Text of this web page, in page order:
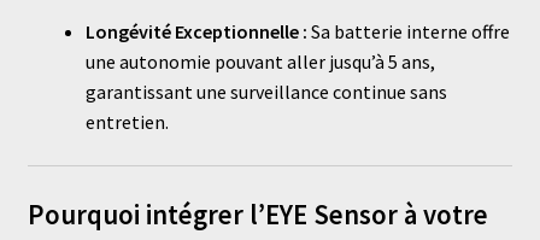
Longévité Exceptionnelle : Sa batterie interne offre
une autonomie pouvant aller jusqu’à 5 ans,
garantissant une surveillance continue sans
entretien.
Pourquoi intégrer l’EYE Sensor à votre